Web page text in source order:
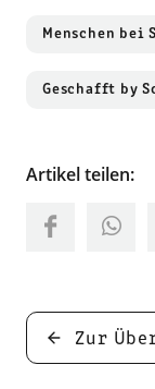
Menschen bei
Geschafft by
Artikel teilen:
Zur